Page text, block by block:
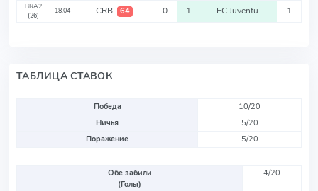
BRA2
(26)
18.04 CRB 64 0 1 EC Juventu 1
ТАБЛИЦА СТАВОК
Победа
10/20
Ничья
5/20
Поражение
5/20
Обе забили
(Голы)
4/20